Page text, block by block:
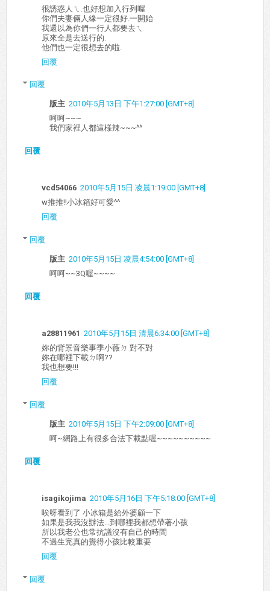
很誘惑人ㄟ.也好想加入行列喔
你們夫妻倆人緣一定很好.一開始
我還以為你們一行人都要去ㄟ
原來全是去送行的.
他們也一定很想去的啦.
回覆
回覆
版主 2010年5月13日 下午1:27:00 [GMT+8]
呵呵~~~
我們家裡人都這樣辣~~~^^
回覆
vcd54066 2010年5月15日 凌晨1:19:00 [GMT+8]
w推推!!小冰箱好可愛^^
回覆
回覆
版主 2010年5月15日 凌晨4:54:00 [GMT+8]
呵呵~~3Q喔~~~~
回覆
a28811961 2010年5月15日 清晨6:34:00 [GMT+8]
妳的背景音樂事季小薇ㄉ 對不對
妳在哪裡下載ㄉ啊??
我也想要!!!
回覆
回覆
版主 2010年5月15日 下午2:09:00 [GMT+8]
呵~網路上有很多合法下載點喔~~~~~~~~~~
回覆
isagikojima 2010年5月16日 下午5:18:00 [GMT+8]
唉呀看到了 小冰箱是給外婆顧一下
如果是我我沒辦法...到哪裡我都想帶著小孩
所以我老公也常抗議沒有自己的時間
不過生完真的覺得小孩比較重要
回覆
回覆